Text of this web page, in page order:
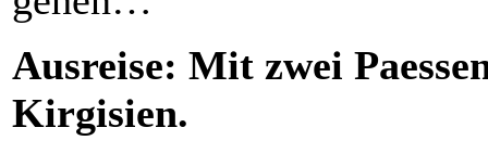
Ausreise: Mit zwei
Kirgisien.